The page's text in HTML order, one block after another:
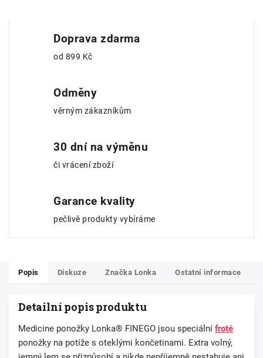
Doprava zdarma
od 899 Kč
Odměny
věrným zákazníkům
30 dní na výměnu
či vrácení zboží
Garance kvality
pečlivě produkty vybíráme
Popis Diskuze Značka Lonka Ostatní informace
Detailní popis produktu
Medicine ponožky Lonka® FINEGO jsou speciální froté
ponožky na potíže s oteklými končetinami. Extra volný,